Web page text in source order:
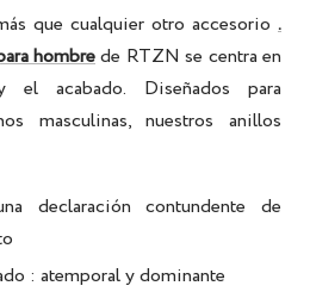
que cualquier otro accesorio .
hombrede RTZNse centra en
acabado. Diseñados para
masculinas, nuestros anillos
declaración contundente de
: atemporal y dominante